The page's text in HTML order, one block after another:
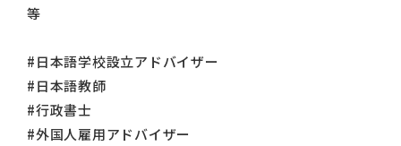
等
#日本語学校設立アドバイザー
#日本語教師
#行政書士
#外国人雇用アドバイザー